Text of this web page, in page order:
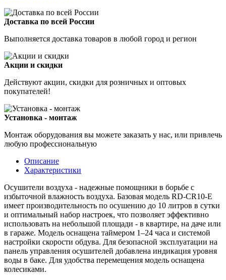
Доставка по всей России
Выполняется доставка товаров в любой город и регион
Акции и скидки
Действуют акции, скидки для розничных и оптовых
покупателей!
Установка - монтаж
Монтаж оборудования вы можете заказать у нас, или привлечь
любую профессиональную
Описание
Характеристики
Осушители воздуха - надежные помощники в борьбе с
избыточной влажность воздуха. Базовая модель RD-CR10-E
имеет производительность по осушению до 10 литров в сутки
и оптимальный набор настроек, что позволяет эффективно
использовать на небольшой площади - в квартире, на даче или
в гараже. Модель оснащена таймером 1–24 часа и системой
настройки скорости обдува. Для безопасной эксплуатации на
панель управления осушителей добавлена индикация уровня
воды в баке. Для удобства перемещения модель оснащена
колесиками.